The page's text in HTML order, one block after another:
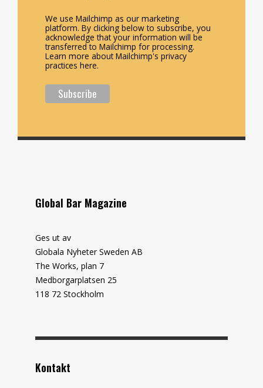
We use Mailchimp as our marketing
platform. By clicking below to subscribe, you
acknowledge that your information will be
transferred to Mailchimp for processing.
Learn more about Mailchimp's privacy
practices here.
Global Bar Magazine
Ges ut av
Globala Nyheter Sweden AB
The Works, plan 7
Medborgarplatsen 25
118 72 Stockholm
Kontakt